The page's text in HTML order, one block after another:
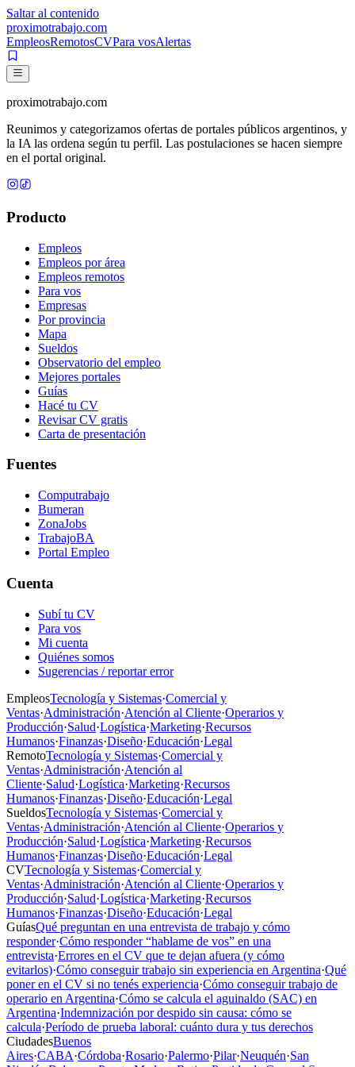
Saltar al contenido
proximotrabajo.com
EmpleosRemotosCVPara vosAlertas
proximotrabajo.com
Reunimos y categorizamos ofertas de portales públicos argentinos, y
la IA las ordena según tu perfil. Las postulaciones se hacen siempre
en el portal original.
Producto
Empleos
Empleos por área
Empleos remotos
Para vos
Empresas
Por provincia
Mapa
Sueldos
Observatorio del empleo
Mejores portales
Guías
Hacé tu CV
Revisar CV gratis
Carta de presentación
Fuentes
Computrabajo
Bumeran
ZonaJobs
TrabajoBA
Portal Empleo
Cuenta
Subí tu CV
Para vos
Mi cuenta
Quiénes somos
Sugerencias / reportar error
EmpleosTecnología y Sistemas·Comercial y
Ventas·Administración·Atención al Cliente·Operarios y
Producción·Salud·Logística·Marketing·Recursos
Humanos·Finanzas·Diseño·Educación·Legal
RemotoTecnología y Sistemas·Comercial y
Ventas·Administración·Atención al
Cliente·Salud·Logística·Marketing·Recursos
Humanos·Finanzas·Diseño·Educación·Legal
SueldosTecnología y Sistemas·Comercial y
Ventas·Administración·Atención al Cliente·Operarios y
Producción·Salud·Logística·Marketing·Recursos
Humanos·Finanzas·Diseño·Educación·Legal
CVTecnología y Sistemas·Comercial y
Ventas·Administración·Atención al Cliente·Operarios y
Producción·Salud·Logística·Marketing·Recursos
Humanos·Finanzas·Diseño·Educación·Legal
GuíasQué preguntan en una entrevista de trabajo y cómo
responder·Cómo responder “hablame de vos” en una
entrevista·Errores en el CV que te dejan afuera (y cómo
evitarlos)·Cómo conseguir trabajo sin experiencia en Argentina·Qué
poner en el CV si no tenés experiencia·Cómo conseguir trabajo de
operario en Argentina·Cómo se calcula el aguinaldo (SAC) en
Argentina·Indemnización por despido sin causa: cómo se
calcula·Período de prueba laboral: cuánto dura y tus derechos
CiudadesBuenos
Aires·CABA·Córdoba·Rosario·Palermo·Pilar·Neuquén·San